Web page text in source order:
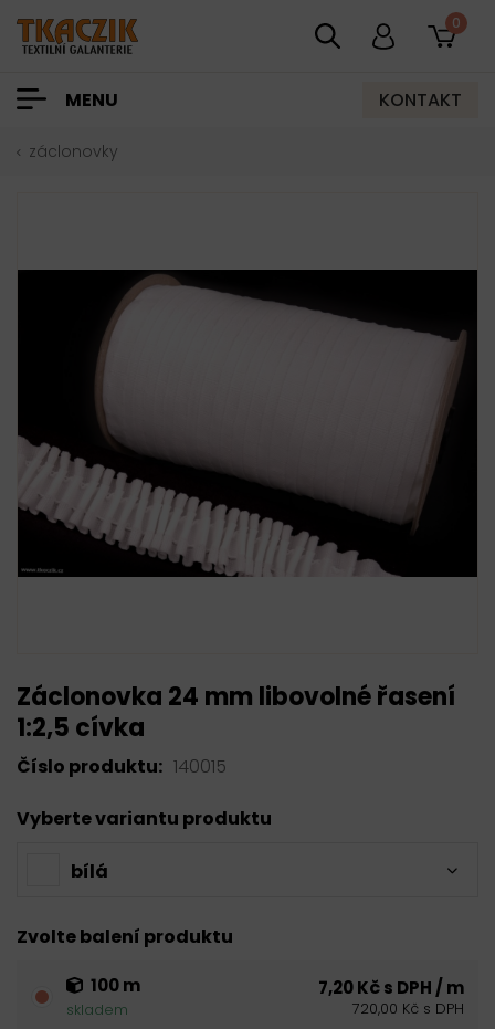
0
MENU KONTAKT
záclonovky
Záclonovka 24 mm libovolné řasení
1:2,5 cívka
Číslo produktu: 140015
Vyberte variantu produktu
bílá
Zvolte balení produktu
100 m
skladem
7,20 Kč s DPH / m
720,00 Kč s DPH